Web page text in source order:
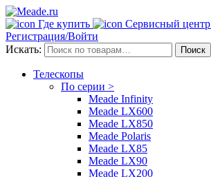
Где купить
Сервисный центр
Регистрация/Войти
Искать:
Поиск
Телескопы
По серии >
Meade Infinity
Meade LX600
Meade LX850
Meade Polaris
Meade LX85
Meade LX90
Meade LX200